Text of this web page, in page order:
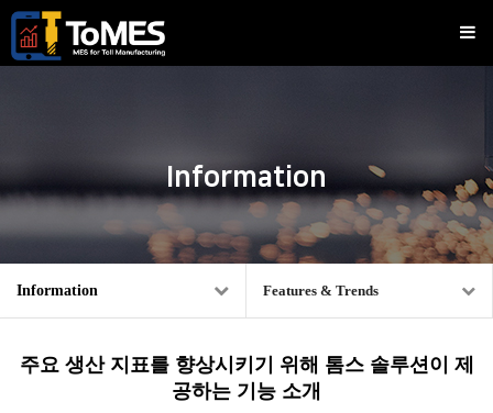
Information
Information Features & Trends
주요 생산 지표를 향상시키기 위해 톰스 솔루션이 제
공하는 기능 소개